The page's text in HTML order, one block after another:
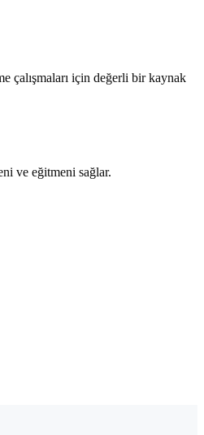
çalışmaları için değerli bir kaynak
ve eğitmeni sağlar.